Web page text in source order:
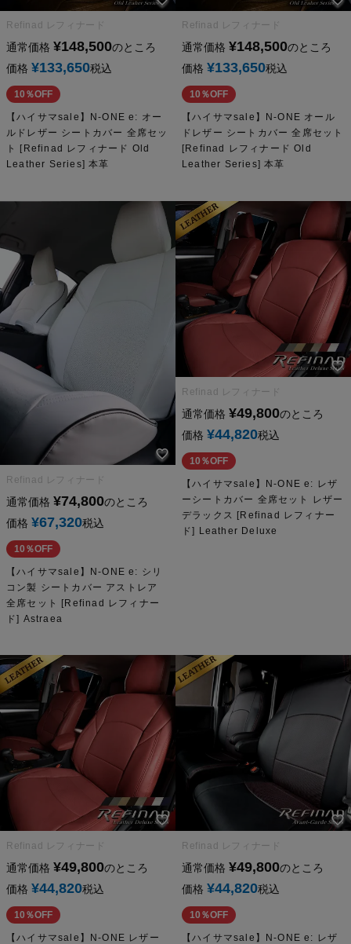
Refinad レフィナード
通常価格 ¥148,500のところ
価格 ¥133,650税込
10％OFF
【ハイサマsale】N-ONE e: オー
ルドレザー シートカバー 全席セッ
ト [Refinad レフィナード Old
Leather Series] 本革
Refinad レフィナード
通常価格 ¥148,500のところ
価格 ¥133,650税込
10％OFF
【ハイサマsale】N-ONE オール
ドレザー シートカバー 全席セット
[Refinad レフィナード Old
Leather Series] 本革
Refinad レフィナード
通常価格 ¥74,800のところ
価格 ¥67,320税込
10％OFF
【ハイサマsale】N-ONE e: シリ
コン製 シートカバー アストレア
全席セット [Refinad レフィナー
ド] Astraea
Refinad レフィナード
通常価格 ¥49,800のところ
価格 ¥44,820税込
10％OFF
【ハイサマsale】N-ONE e: レザ
ーシートカバー 全席セット レザー
デラックス [Refinad レフィナー
ド] Leather Deluxe
Refinad レフィナード
通常価格 ¥49,800のところ
価格 ¥44,820税込
10％OFF
【ハイサマsale】N-ONE レザー
Refinad レフィナード
通常価格 ¥49,800のところ
価格 ¥44,820税込
10％OFF
【ハイサマsale】N-ONE e: レザ